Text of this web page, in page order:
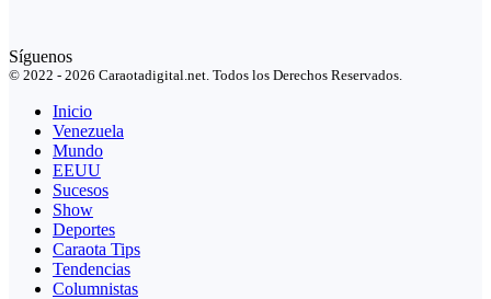
Síguenos
© 2022 - 2026 Caraotadigital.net. Todos los Derechos Reservados.
Inicio
Venezuela
Mundo
EEUU
Sucesos
Show
Deportes
Caraota Tips
Tendencias
Columnistas